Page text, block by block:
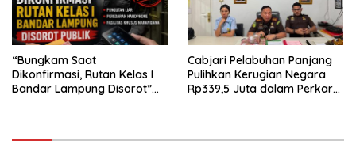
“Bungkam Saat
Dikonfirmasi, Rutan Kelas I
Bandar Lampung Disorot”
Cabjari Pelabuhan Panjang
Pulihkan Kerugian Negara
Rp339,5 Juta dalam Perkara